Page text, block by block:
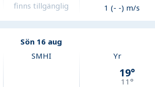
finns tillgänglig
1 (- -) m/s
Sön 16 aug
SMHI Yr
19°
11°